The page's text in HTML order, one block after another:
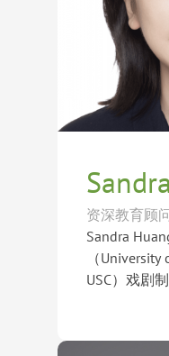
面试中展现
为止，她已
斯埃克塞特
Academy
（Phillips
保罗学校（
尔德学院（
玛维拉德学
School）、
Porter’s
Madeira
（Appleby
（Fay
资深教育顾
Sandra
（
USC）戏剧
国顶级私立
能够从学生
经验，